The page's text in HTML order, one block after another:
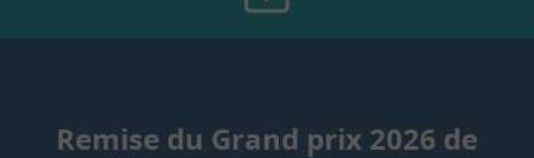
Remise du Grand prix 2026 de